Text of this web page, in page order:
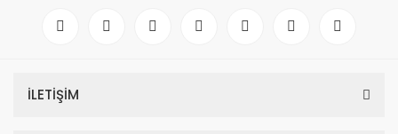
İLETİŞİM